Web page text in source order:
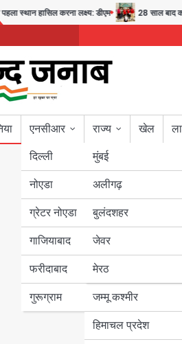
हासिल करना लक्ष्य: डीएम 28 साल बाद कानून
एनसीआर
दिल्ली
नोएडा
ग्रेटर नोएडा
गाजियाबाद
फरीदाबाद
गुरूग्राम
राज्य
मुंबई
उत्तर प्रदेश
अलीगढ़
बुलंदशहर
जेवर
मेरठ
बिहार
पंजाब
हरियाणा
जम्मू कश्मीर
हिमाचल प्रदेश
खेल